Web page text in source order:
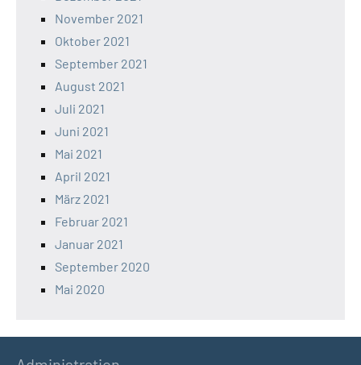
November 2021
Oktober 2021
September 2021
August 2021
Juli 2021
Juni 2021
Mai 2021
April 2021
März 2021
Februar 2021
Januar 2021
September 2020
Mai 2020